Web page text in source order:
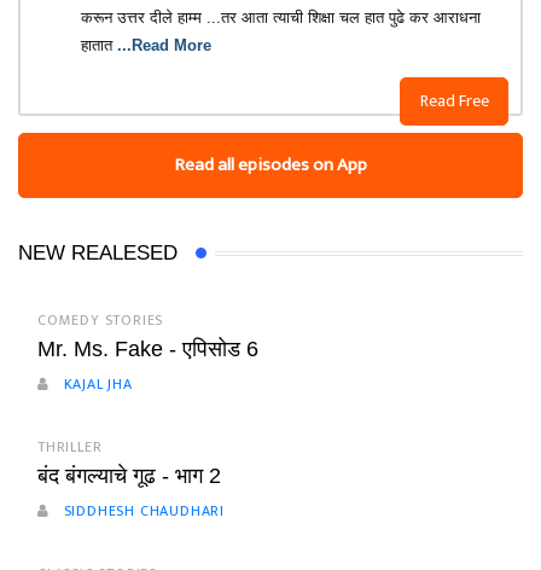
Read Free
करून उत्तर दीले हाम्म ...तर आता त्याची शिक्षा चल हात पुढे कर आराधना
हातात ...Read More
Read all episodes on App
NEW REALESED
COMEDY STORIES
Mr. Ms. Fake - एपिसोड 6
KAJAL JHA
THRILLER
बंद बंगल्याचे गूढ - भाग 2
SIDDHESH CHAUDHARI